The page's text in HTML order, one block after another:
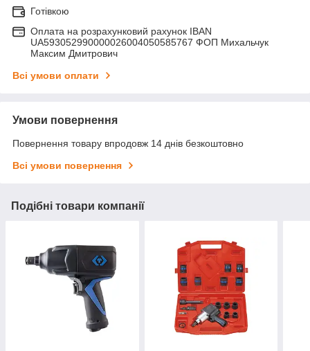
Готівкою
Оплата на розрахунковий рахунок IBAN
UA593052990000026004050585767 ФОП Михальчук
Максим Дмитрович
Всі умови оплати
Умови повернення
Повернення товару впродовж 14 днів безкоштовно
Всі умови повернення
Подібні товари компанії